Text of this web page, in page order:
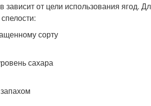
зависит от цели использования ягод.
сорту
сахара